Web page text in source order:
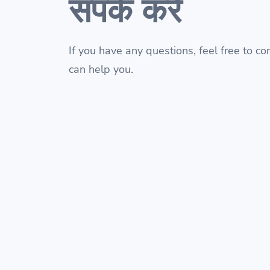
संपर्क करें
If you have any questions, feel free to
can help you.